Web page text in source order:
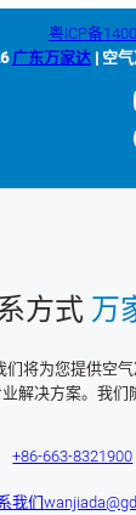
粤ICP备
广东万家达| 空气
方式 万
们将为您提供空
解决方案。我们
+86-663-8321900
我们